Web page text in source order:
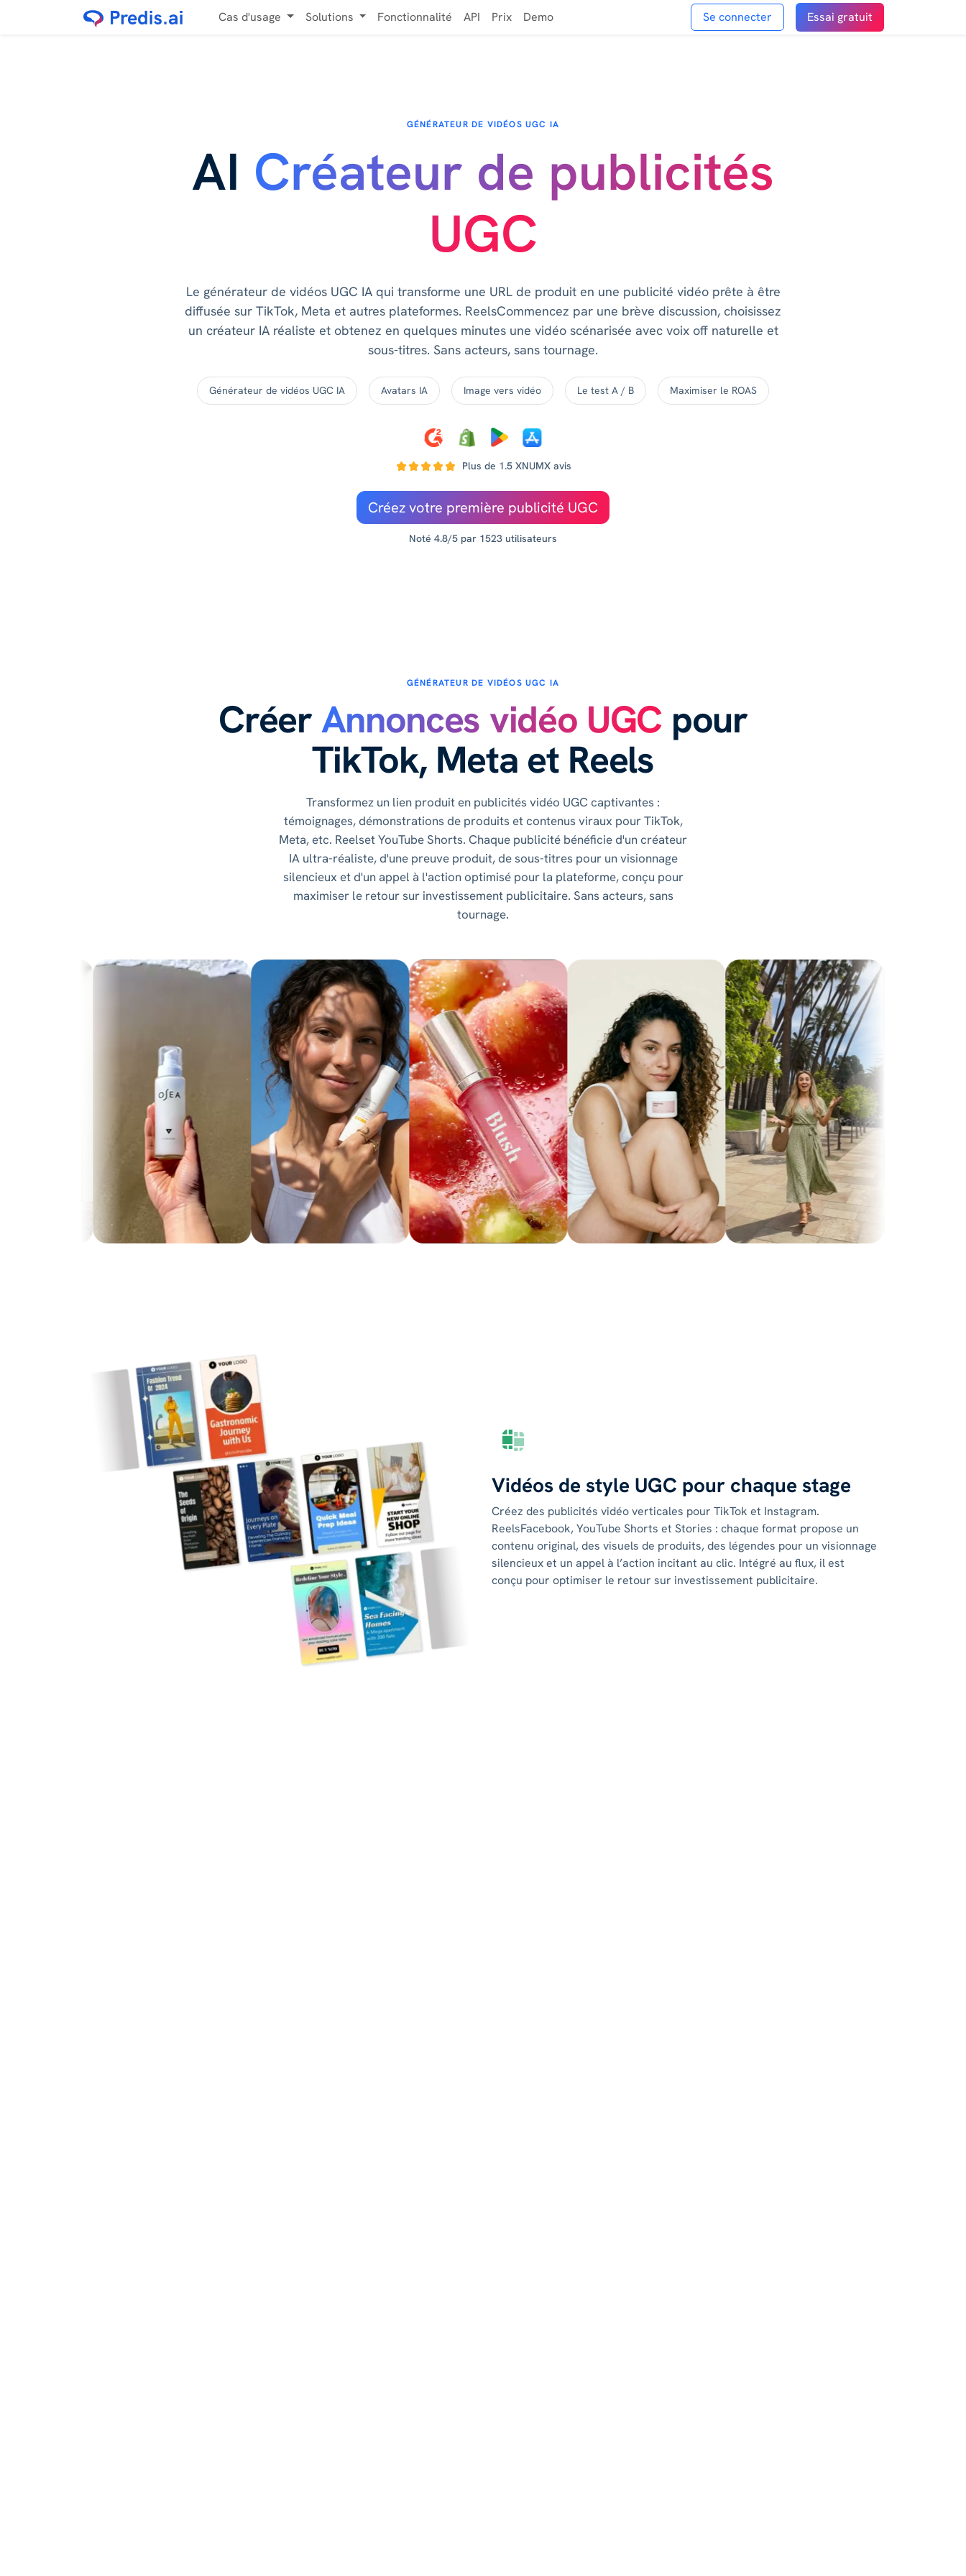
Cas d'usage Solutions Fonctionnalité API Prix Demo Se connecter Essai gratuit
GÉNÉRATEUR DE VIDÉOS UGC IA
AI Créateur de publicités
UGC
Le générateur de vidéos UGC IA qui transforme une URL de produit en une publicité vidéo prête à être
diffusée sur TikTok, Meta et autres plateformes. ReelsCommencez par une brève discussion, choisissez
un créateur IA réaliste et obtenez en quelques minutes une vidéo scénarisée avec voix off naturelle et
sous-titres. Sans acteurs, sans tournage.
Générateur de vidéos UGC IA Avatars IA Image vers vidéo Le test A / B Maximiser le ROAS
Plus de 1.5 XNUMX avis
Créez votre première publicité UGC
Noté 4.8/5 par 1523 utilisateurs
GÉNÉRATEUR DE VIDÉOS UGC IA
CréerAnnonces vidéo UGC pour
TikTok, Meta et Reels
Transformez un lien produit en publicités vidéo UGC captivantes :
témoignages, démonstrations de produits et contenus viraux pour TikTok,
Meta, etc. Reelset YouTube Shorts. Chaque publicité bénéficie d'un créateur
IA ultra-réaliste, d'une preuve produit, de sous-titres pour un visionnage
silencieux et d'un appel à l'action optimisé pour la plateforme, conçu pour
maximiser le retour sur investissement publicitaire. Sans acteurs, sans
tournage.
Vidéos de style UGC pour chaque stage
Créez des publicités vidéo verticales pour TikTok et Instagram.
ReelsFacebook, YouTube Shorts et Stories : chaque format propose un
contenu original, des visuels de produits, des légendes pour un visionnage
silencieux et un appel à l’action incitant au clic. Intégré au flux, il est
conçu pour optimiser le retour sur investissement publicitaire.